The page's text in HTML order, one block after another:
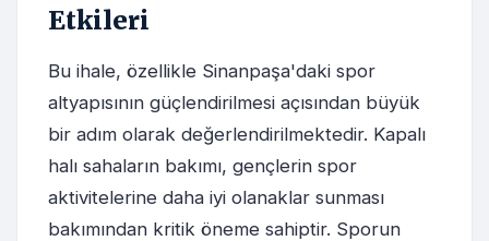
Etkileri
Bu ihale, özellikle Sinanpaşa'daki spor
altyapısının güçlendirilmesi açısından büyük
bir adım olarak değerlendirilmektedir. Kapalı
halı sahaların bakımı, gençlerin spor
aktivitelerine daha iyi olanaklar sunması
bakımından kritik öneme sahiptir. Sporun